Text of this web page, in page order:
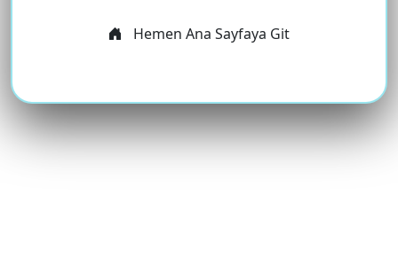
Hemen Ana Sayfaya Git